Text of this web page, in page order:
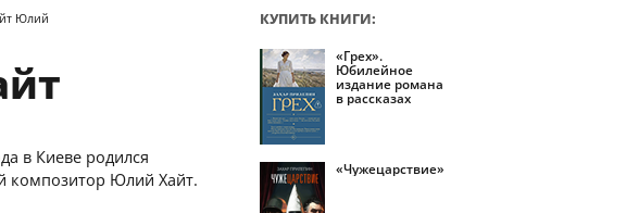
Юлий
в Киеве родился
композитор Юлий Хайт.
КУПИТЬ КНИГИ:
«Грех».
Юбилейное
издание романа
в рассказах
«Чужецарствие»